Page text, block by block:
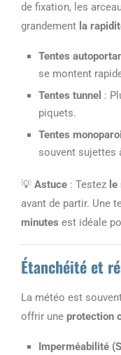
de fixation, les
grandement la
Tentes
se montent
Tentes tunnel :
piquets.
Tentes monoparoi
souvent sujettes
💡 Astuce : Testez
avant de partir. Une
minutes est idéale
Étanchéité et
La météo est
offrir une protection
Imperméabilité